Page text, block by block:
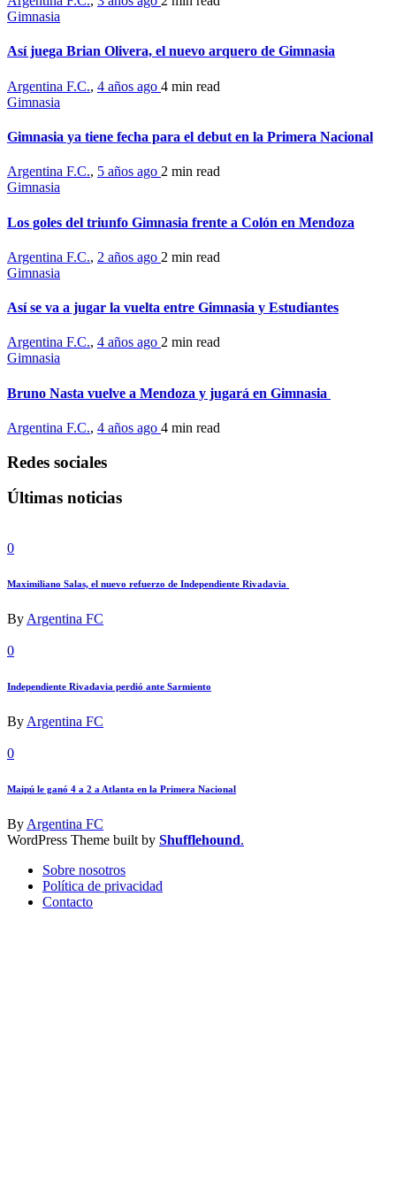
Gimnasia
Así juega Brian Olivera, el nuevo arquero de Gimnasia
Argentina F.C., 4 años ago 4 min read
Gimnasia
Gimnasia ya tiene fecha para el debut en la Primera Nacional
Argentina F.C., 5 años ago 2 min read
Gimnasia
Los goles del triunfo Gimnasia frente a Colón en Mendoza
Argentina F.C., 2 años ago 2 min read
Gimnasia
Así se va a jugar la vuelta entre Gimnasia y Estudiantes
Argentina F.C., 4 años ago 2 min read
Gimnasia
Bruno Nasta vuelve a Mendoza y jugará en Gimnasia
Argentina F.C., 4 años ago 4 min read
Redes sociales
Últimas noticias
0
Maximiliano Salas, el nuevo refuerzo de Independiente Rivadavia
By Argentina FC
0
Independiente Rivadavia perdió ante Sarmiento
By Argentina FC
0
Maipú le ganó 4 a 2 a Atlanta en la Primera Nacional
By Argentina FC
WordPress Theme built by Shufflehound.
Sobre nosotros
Política de privacidad
Contacto